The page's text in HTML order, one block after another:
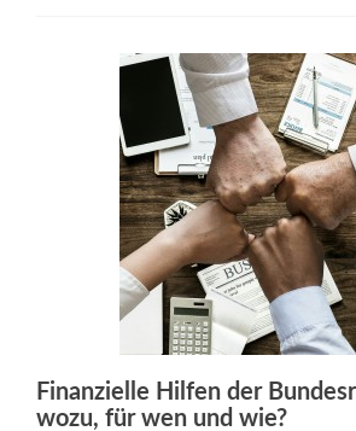
Finanzielle Hilfen der
wozu, für wen und wie?